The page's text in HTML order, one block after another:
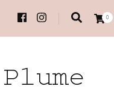
0